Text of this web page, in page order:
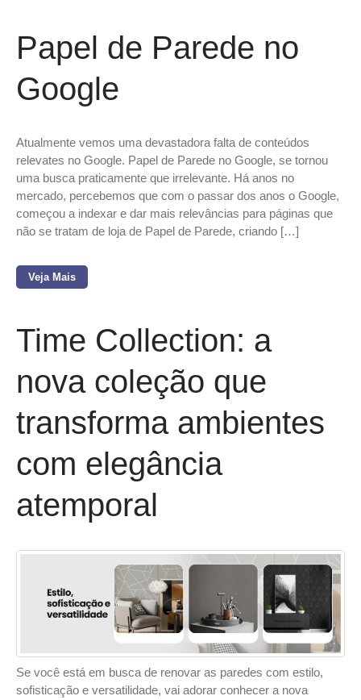
Papel de Parede no
Google
Atualmente vemos uma devastadora falta de conteúdos
relevates no Google. Papel de Parede no Google, se tornou
uma busca praticamente que irrelevante. Há anos no
mercado, percebemos que com o passar dos anos o Google,
começou a indexar e dar mais relevâncias para páginas que
não se tratam de loja de Papel de Parede, criando […]
Veja Mais
Time Collection: a
nova coleção que
transforma ambientes
com elegância
atemporal
Se você está em busca de renovar as paredes com estilo,
sofisticação e versatilidade, vai adorar conhecer a nova